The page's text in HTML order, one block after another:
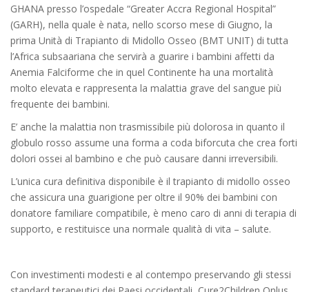
GHANA presso l’ospedale “Greater Accra Regional Hospital”
(GARH), nella quale è nata, nello scorso mese di Giugno, la
prima Unità di Trapianto di Midollo Osseo (BMT UNIT) di tutta
l’Africa subsaariana che servirà a guarire i bambini affetti da
Anemia Falciforme che in quel Continente ha una mortalità
molto elevata e rappresenta la malattia grave del sangue più
frequente dei bambini.
E’ anche la malattia non trasmissibile più dolorosa in quanto il
globulo rosso assume una forma a coda biforcuta che crea forti
dolori ossei al bambino e che può causare danni irreversibili.
L’unica cura definitiva disponibile è il trapianto di midollo osseo
che assicura una guarigione per oltre il 90% dei bambini con
donatore familiare compatibile, è meno caro di anni di terapia di
supporto, e restituisce una normale qualità di vita – salute.
Con investimenti modesti e al contempo preservando gli stessi